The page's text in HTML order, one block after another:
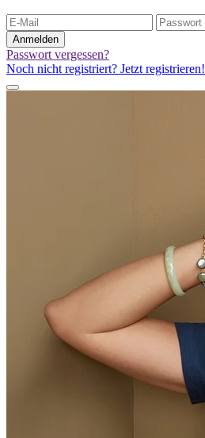
Anmelden
Passwort vergessen?
Noch nicht registriert? Jetzt registrieren!